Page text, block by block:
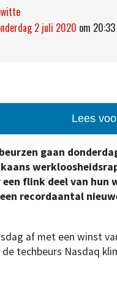
2 juli 2020 om 20:33
Lees
gaan
flink deel van
recordaantal
af met een winst
techbeurs Nasdaq